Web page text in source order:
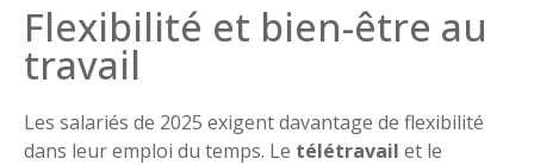
Flexibilité et bien-être au
travail
Les salariés de 2025 exigent davantage de flexibilité
dans leur emploi du temps. Le télétravail et le